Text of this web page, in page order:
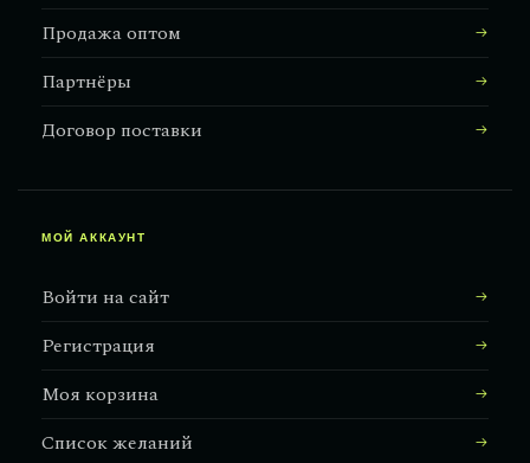
Продажа оптом
Партнёры
Договор поставки
МОЙ АККАУНТ
Войти на сайт
Регистрация
Моя корзина
Список желаний